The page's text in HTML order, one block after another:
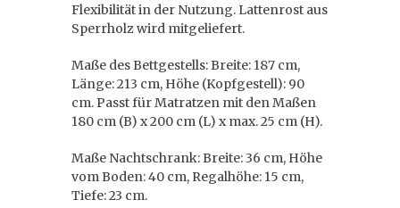
Flexibilität in der Nutzung. Lattenrost aus
Sperrholz wird mitgeliefert.
Maße des Bettgestells: Breite: 187 cm,
Länge: 213 cm, Höhe (Kopfgestell): 90
cm. Passt für Matratzen mit den Maßen
180 cm (B) x 200 cm (L) x max. 25 cm (H).
Maße Nachtschrank: Breite: 36 cm, Höhe
vom Boden: 40 cm, Regalhöhe: 15 cm,
Tiefe: 23 cm.